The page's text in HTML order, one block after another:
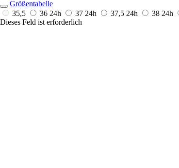
Größentabelle
35,5
36 24h 37 24h 37,5 24h 38 24h
Dieses Feld ist erforderlich